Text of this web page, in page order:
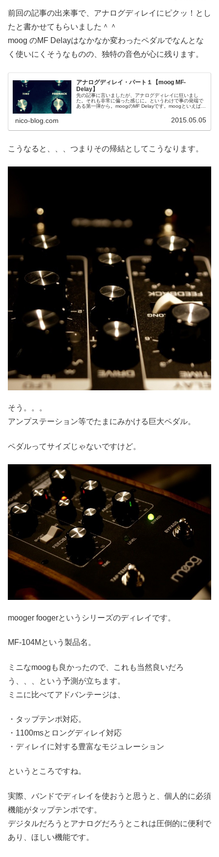
前回の記事の出来事で、アナログディレイにピクッ！とし
たと書かせてもらいました＾＾
moog のMF Delayはなかなか変わったペダルでなんとな
く使いにくそうなものの、独特の音色が心に残ります。
アナログディレイ・パート１【moog MF-
Delay】
先の記事に言いましたが、アナログディレイに狂いまし
た。それも非常に偏った感じに。というわけで事の発端で
ある第一弾から。moogのMF Delayです。moogといえば、
nico-blog.com 2015.05.05
こうなると、、、つまりその帰結としてこうなります。
そう。。。
アンプステーション等でたまにみかける巨大ペダル。
ペダルってサイズじゃないですけど。
mooger foogerというシリーズのディレイです。
MF-104Mという製品名。
ミニなmoogも良かったので、これも当然良いだろ
う、、、という予測が立ちます。
ミニに比べてアドバンテージは、
・タップテンポ対応。
・1100msとロングディレイ対応
・ディレイに対する豊富なモジュレーション
というところですね。
実際、バンドでディレイを使おうと思うと、個人的に必須
機能がタップテンポです。
デジタルだろうとアナログだろうとこれは圧倒的に便利で
あり、ほしい機能です。